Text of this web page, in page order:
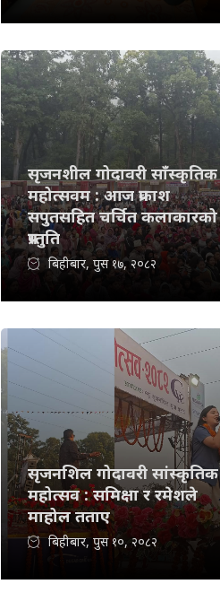
सृजनशील गोदावरी साँस्कृतिक
महोत्सवम : आज प्रकाश
सपुतसहित चर्चित कलाकारको
प्रस्तुति
बिहीबार, पुस १७, २०८२
सृजनशिल गोदावरी सांस्कृतिक
महोत्सव : समिक्षा र रमेशले
माहोल तताए
बिहीबार, पुस १०, २०८२